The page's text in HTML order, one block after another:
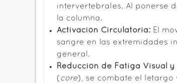
intervertebrales. Al ponerse
la columna.
Activación Circulatoria: El
sangre en las extremidades
general.
Reducción de Fatiga Visual y
( core ), se combate el